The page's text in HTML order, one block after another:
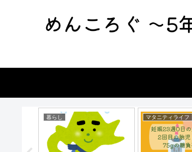
暮らし マタニティライフ